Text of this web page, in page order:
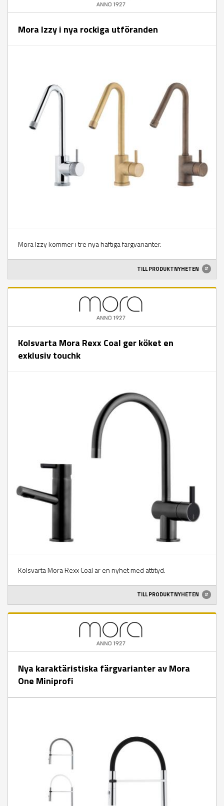
Mora Izzy i nya rockiga utföranden
Mora Izzy kommer i tre nya häftiga färgvarianter.
TILL PRODUKTNYHETEN
Kolsvarta Mora Rexx Coal ger köket en
exklusiv touchk
Kolsvarta Mora Rexx Coal är en nyhet med attityd.
TILL PRODUKTNYHETEN
Nya karaktäristiska färgvarianter av Mora
One Miniprofi